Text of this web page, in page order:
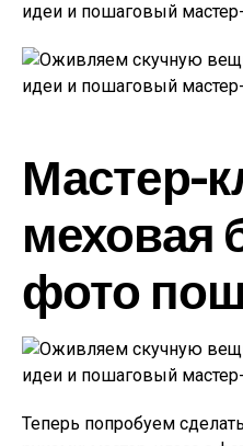
Мастер-
меховая
фото
Теперь попробуем